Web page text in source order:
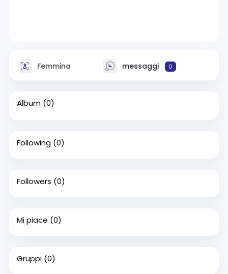
Femmina messaggi 0
Album (0)
Following (0)
Followers (0)
Mi piace (0)
Gruppi (0)